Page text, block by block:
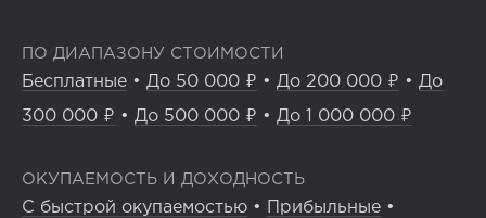
ПО ДИАПАЗОНУ СТОИМОСТИ
Бесплатные • До 50 000 ₽ • До 200 000 ₽ • До
300 000 ₽ • До 500 000 ₽ • До 1 000 000 ₽
ОКУПАЕМОСТЬ И ДОХОДНОСТЬ
С быстрой окупаемостью • Прибыльные •